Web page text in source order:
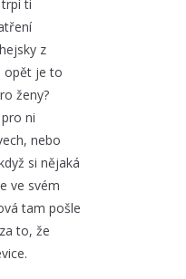
ti
z
opět je to
ženy?
ni
nebo
si nějaká
ve svém
tam pošle
to, že